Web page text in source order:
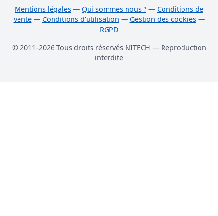
Mentions légales — Qui sommes nous ? — Conditions de
vente— Conditions d'utilisation — Gestion des cookies—
RGPD
© 2011–2026 Tous droits réservés NITECH — Reproduction
interdite